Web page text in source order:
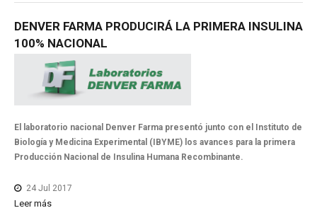
DENVER FARMA PRODUCIRÁ LA PRIMERA INSULINA
100% NACIONAL
El laboratorio nacional Denver Farma presentó junto con el Instituto de
Biología y Medicina Experimental (IBYME) los avances para la primera
Producción Nacional de Insulina Humana Recombinante.
24 Jul 2017
Leer más